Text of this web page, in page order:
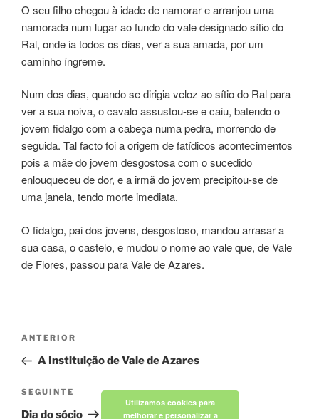
O seu filho chegou à idade de namorar e arranjou uma
namorada num lugar ao fundo do vale designado sítio do
Ral, onde ia todos os dias, ver a sua amada, por um
caminho íngreme.
Num dos dias, quando se dirigia veloz ao sítio do Ral para
ver a sua noiva, o cavalo assustou-se e caiu, batendo o
jovem fidalgo com a cabeça numa pedra, morrendo de
seguida. Tal facto foi a origem de fatídicos acontecimentos
pois a mãe do jovem desgostosa com o sucedido
enlouqueceu de dor, e a irmã do jovem precipitou-se de
uma janela, tendo morte imediata.
O fidalgo, pai dos jovens, desgostoso, mandou arrasar a
sua casa, o castelo, e mudou o nome ao vale que, de Vale
de Flores, passou para Vale de Azares.
Navegação
artigos
Conteúdo
anterior
ANTERIOR
A Instituição de Vale de Azares
Conteúdo
seguinte
SEGUINTE
Dia do sócio
Utilizamos cookies para
melhorar e personalizar a